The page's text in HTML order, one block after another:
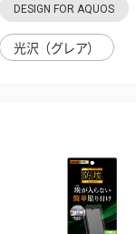
DESIGN FOR AQUOS
光沢（グレア）